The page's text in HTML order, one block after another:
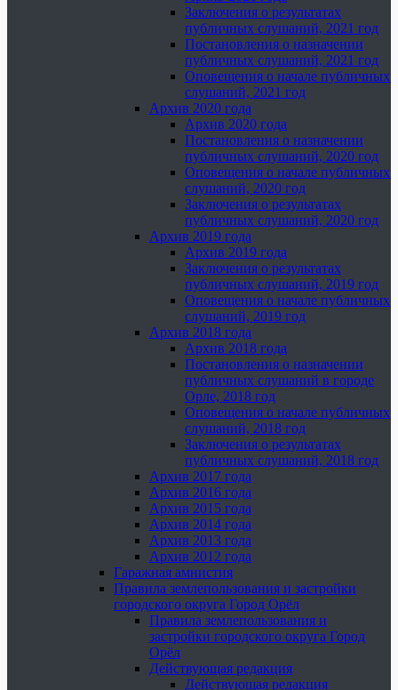
Заключения о результатах
публичных слушаний, 2021 год
Постановления о назначении
публичных слушаний, 2021 год
Оповещения о начале публичных
слушаний, 2021 год
Архив 2020 года
Архив 2020 года
Постановления о назначении
публичных слушаний, 2020 год
Оповещения о начале публичных
слушаний, 2020 год
Заключения о результатах
публичных слушаний, 2020 год
Архив 2019 года
Архив 2019 года
Заключения о результатах
публичных слушаний, 2019 год
Оповещения о начале публичных
слушаний, 2019 год
Архив 2018 года
Архив 2018 года
Постановления о назначении
публичных слушаний в городе
Орле, 2018 год
Оповещения о начале публичных
слушаний, 2018 год
Заключения о результатах
публичных слушаний, 2018 год
Архив 2017 года
Архив 2016 года
Архив 2015 года
Архив 2014 года
Архив 2013 года
Архив 2012 года
Гаражная амнистия
Правила землепользования и застройки
городского округа Город Орёл
Правила землепользования и
застройки городского округа Город
Орёл
Действующая редакция
Действующая редакция